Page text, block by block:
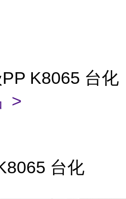
K8065 台化
>
台化